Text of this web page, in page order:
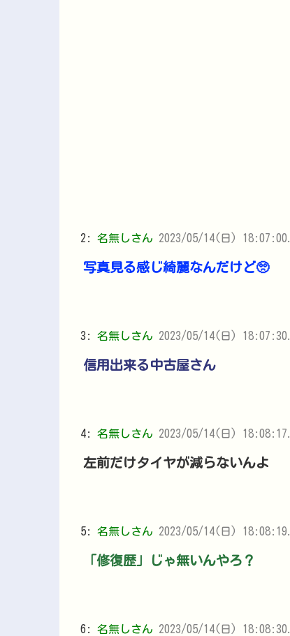
2: 名無しさん 2023/05/14(日)
写真見る感じ綺麗なんだけど🥺
3: 名無しさん 2023/05/14(日)
信用出来る中古屋さん
4: 名無しさん 2023/05/14(日)
左前だけタイヤが減らないんよ
5: 名無しさん 2023/05/14(日)
「修復歴」じゃ無いんやろ？
6: 名無しさん 2023/05/14(日)